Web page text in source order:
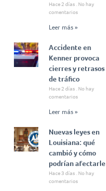
Hace 2 días
No hay
comentarios
Leer más »
Accidente en
Kenner provoca
cierres y retrasos
de tráfico
Hace 2 días
No hay
comentarios
Leer más »
Nuevas leyes en
Louisiana: qué
cambió y cómo
podrían afectarle
Hace 3 días
No hay
comentarios